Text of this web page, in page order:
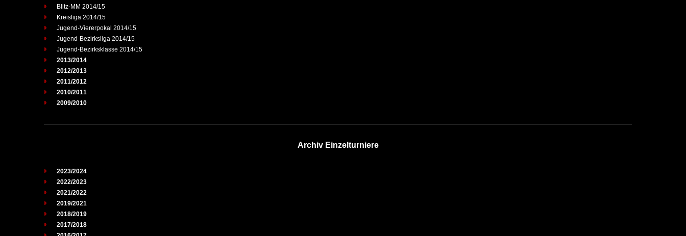
Blitz-MM 2014/15
Kreisliga 2014/15
Jugend-Viererpokal 2014/15
Jugend-Bezirksliga 2014/15
Jugend-Bezirksklasse 2014/15
2013/2014
2012/2013
2011/2012
2010/2011
2009/2010
Archiv Einzelturniere
2023/2024
2022/2023
2021/2022
2019/2021
2018/2019
2017/2018